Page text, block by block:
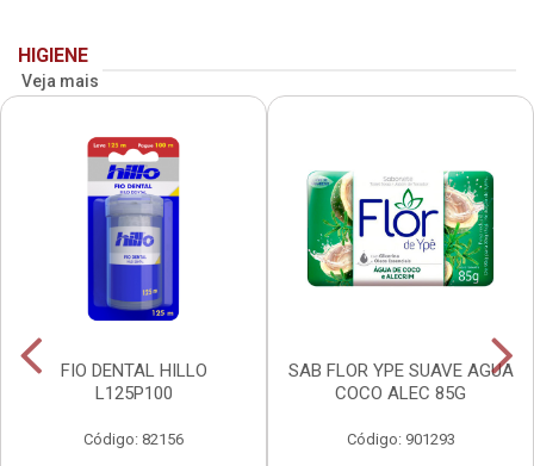
HIGIENE
Veja mais
FIO DENTAL HILLO
L125P100
Código: 82156
SAB FLOR YPE SUAVE AGUA
COCO ALEC 85G
Código: 901293